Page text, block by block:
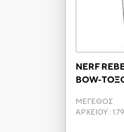
NERF
BOW-
ΜΕΓΕΘΟΣ
ΑΡΧΕΙΟΥ :